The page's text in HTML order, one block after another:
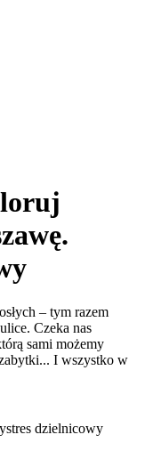
– tym razem
Czeka nas
sami możemy
I wszystko w
dzielnicowy